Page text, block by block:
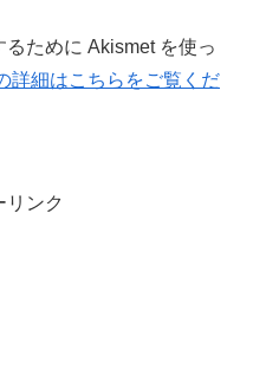
ために Akismet を使っ
詳細はこちらをご覧くだ
リンク